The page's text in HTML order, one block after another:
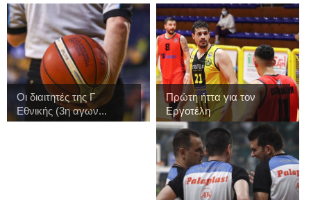
Οι διαιτητές της Γ
Εθνικής (3η αγων...
Πρώτη ήττα για τον
Εργοτέλη